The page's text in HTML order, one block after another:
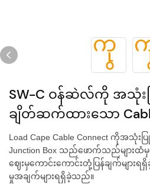
SW-C ဝန်ဆဲလ်ကို အသုံး
ချိတ်ဆက်ထားသော
Load Cape Cable Connect ကိုအသုံးပြု
Junction Box သည်ဖောက်သည်များထံမှချီး
ဈေးမှကောင်းကောင်းတုံ့ပြန်ချက်များရ
မှုအချက်များရရှိခဲ့သည်။